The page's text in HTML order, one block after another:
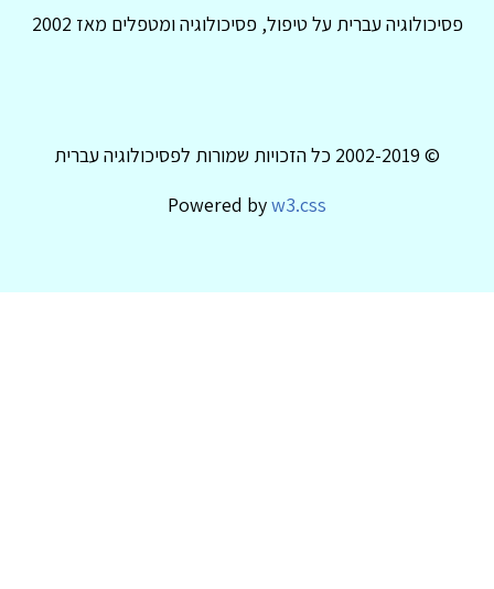
פסיכולוגיה עברית על טיפול, פסיכולוגיה ומטפלים מאז 2002
© 2002-2019 כל הזכויות שמורות לפסיכולוגיה עברית
Powered byw3.css